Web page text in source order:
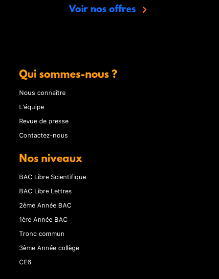
Voir nos offres
Qui sommes-nous ?
Nous connaître
L'équipe
Revue de presse
Contactez-nous
Nos niveaux
BAC Libre Scientifique
BAC Libre Lettres
2ème Année BAC
1ère Année BAC
Tronc commun
3ème Année collège
CE6